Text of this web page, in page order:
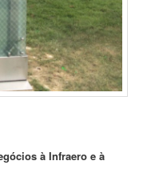
à Infraero e à